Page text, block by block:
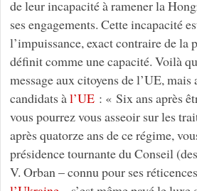
de leur incapacité à ramener la
ses engagements. Cette incapacité
l’impuissance, exact contraire de la
définit comme une capacité. Voilà
message aux citoyens de l’UE, mais
candidats àl’UE: « Six ans après
vous pourrez vous asseoir sur les
après quatorze ans de ce régime,
présidence tournante du Conseil
V. Orban – connu pour ses